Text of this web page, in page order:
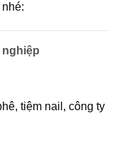
tiệm nail, công ty